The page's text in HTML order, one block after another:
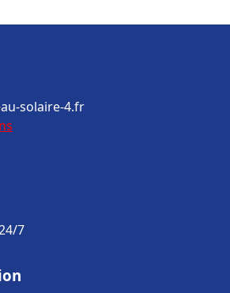
solaire-4.fr
7